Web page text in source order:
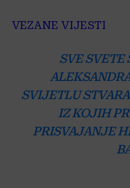
VEZANE VIJESTI
SVE SVETE
SVIJETLU
IZ KOJIH
PRISVAJANJE